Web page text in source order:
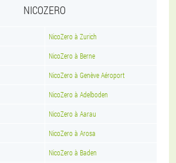
NICOZERO
NicoZero à Zurich
NicoZero à Berne
NicoZero à Genève Aéroport
NicoZero à Adelboden
NicoZero à Aarau
NicoZero à Arosa
NicoZero à Baden